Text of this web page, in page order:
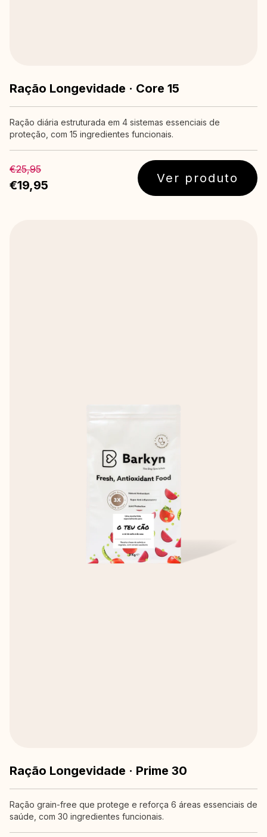
Ração Longevidade · Core 15
Ração diária estruturada em 4 sistemas essenciais de
proteção, com 15 ingredientes funcionais.
€25,95
€19,95 Ver produto
Ração Longevidade · Prime 30
Ração grain-free que protege e reforça 6 áreas essenciais de
saúde, com 30 ingredientes funcionais.